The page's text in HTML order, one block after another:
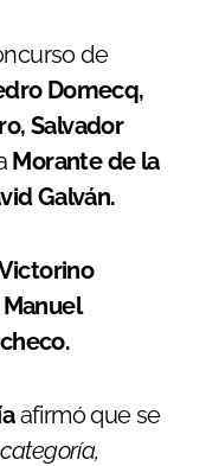
de
Domecq,
Salvador
Morante de la
Galván.
afirmó que se